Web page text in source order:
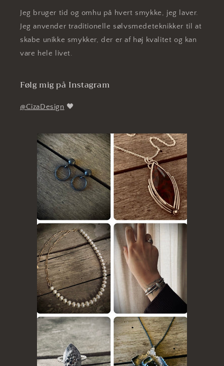
Jeg bruger tid og omhu på hvert smykke, jeg laver.
Jeg anvender traditionelle sølvsmedeteknikker til at
skabe unikke smykker, der er af høj kvalitet og kan
vare hele livet.
Følg mig på Instagram
@CizaDesign 🖤